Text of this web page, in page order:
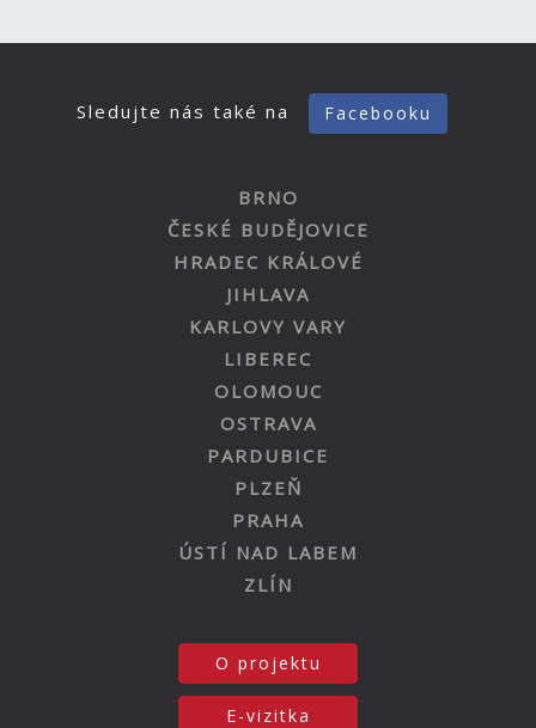
Sledujte nás také na Facebooku
BRNO
ČESKÉ BUDĚJOVICE
HRADEC KRÁLOVÉ
JIHLAVA
KARLOVY VARY
LIBEREC
OLOMOUC
OSTRAVA
PARDUBICE
PLZEŇ
PRAHA
ÚSTÍ NAD LABEM
ZLÍN
O projektu
E-vizitka